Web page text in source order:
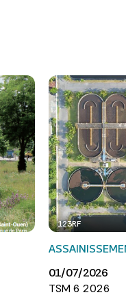
123RF
01/07/2026
TSM 6 2026